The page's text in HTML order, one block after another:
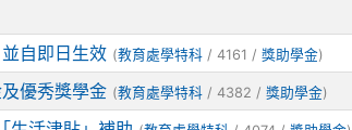
自即日生效 (教育處學特科 / 4161 / 獎助學金)
優秀獎學金 (教育處學特科 / 4382 / 獎助學金)